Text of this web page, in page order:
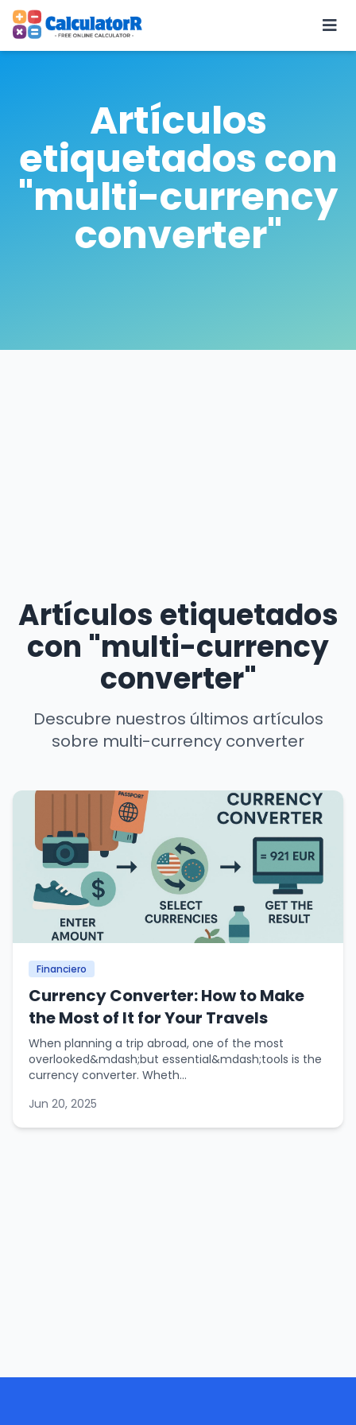
Artículos
etiquetados con
"multi-currency
converter"
Artículos etiquetados
con "multi-currency
converter"
Descubre nuestros últimos artículos
sobre multi-currency converter
Financiero
Currency Converter: How to Make
the Most of It for Your Travels
When planning a trip abroad, one of the most
overlooked&mdash;but essential&mdash;tools is the
currency converter. Wheth...
Jun 20, 2025